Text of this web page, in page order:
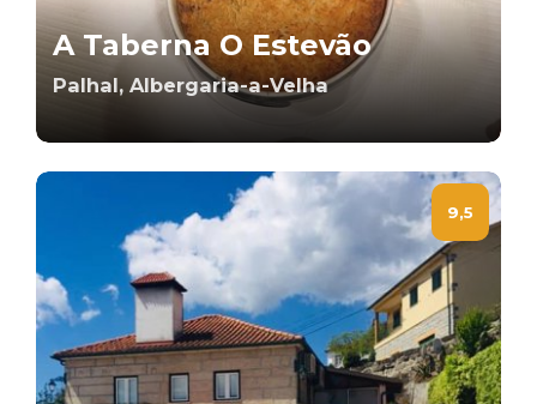
A Taberna O Estevão
Palhal, Albergaria-a-Velha
9,5